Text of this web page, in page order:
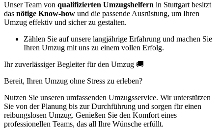
Unser Team von qualifizierten Umzugshelfern in Stuttgart besitzt
das nötige Know-how und die passende Ausrüstung, um Ihren
Umzug effektiv und sicher zu gestalten.
Zählen Sie auf unsere langjährige Erfahrung und machen Sie
Ihren Umzug mit uns zu einem vollen Erfolg.
Ihr zuverlässiger Begleiter für den Umzug 🚚
Bereit, Ihren Umzug ohne Stress zu erleben?
Nutzen Sie unseren umfassenden Umzugsservice. Wir unterstützen
Sie von der Planung bis zur Durchführung und sorgen für einen
reibungslosen Umzug. Genießen Sie den Komfort eines
professionellen Teams, das all Ihre Wünsche erfüllt.